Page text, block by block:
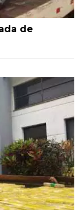
de